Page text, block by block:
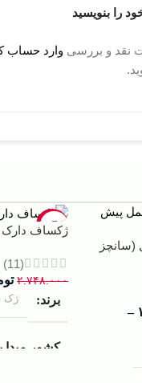
را بنویسید
نقد و بررسی وارد حساب
(سانچز
–
-22%
ژکساف
(11)
۲.۷۴۸.۰۰۰
برند
ژک
کشور مبدا